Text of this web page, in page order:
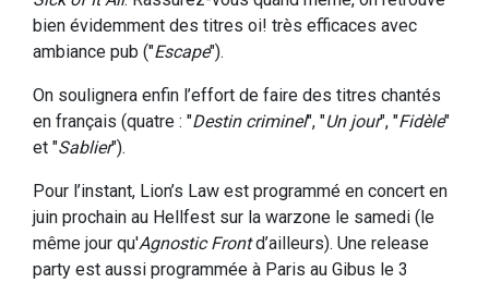
bien évidemment des titres oi! très efficaces avec
ambiance pub ("Escape").
On soulignera enfin l’effort de faire des titres chantés
en français (quatre : "Destin criminel", "Un jour", "Fidèle"
et "Sablier").
Pour l’instant, Lion’s Law est programmé en concert en
juin prochain au Hellfest sur la warzone le samedi (le
même jour qu'Agnostic Frontd’ailleurs). Une release
party est aussi programmée à Paris au Gibus le 3